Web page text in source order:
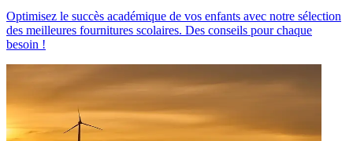
Optimisez le succès académique de vos enfants avec notre sélection
des meilleures fournitures scolaires. Des conseils pour chaque
besoin !